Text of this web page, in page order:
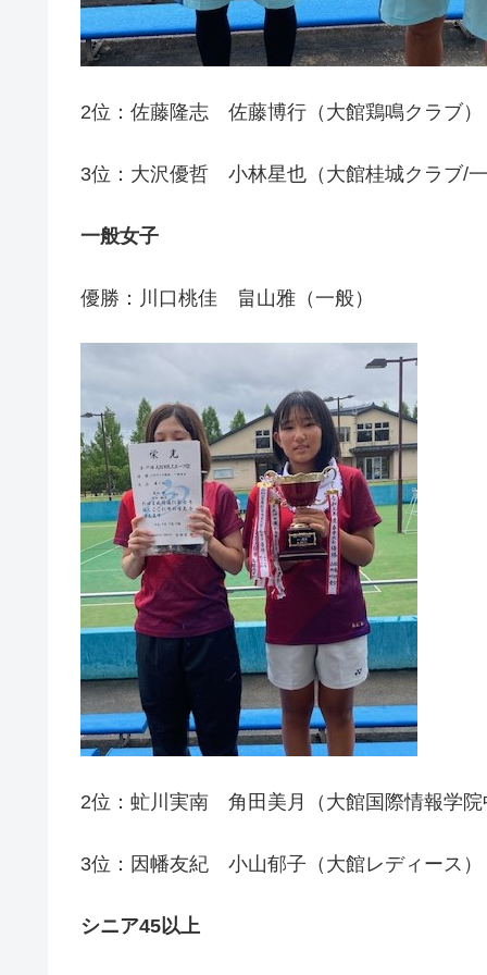
2位：佐藤隆志 佐藤博行（大館鶏鳴クラブ）
3位：大沢優哲 小林星也（大館桂城クラブ/
一般女子
優勝：川口桃佳 畠山雅（一般）
2位：虻川実南 角田美月（大館国際情報学院
3位：因幡友紀 小山郁子（大館レディース）
シニア45以上